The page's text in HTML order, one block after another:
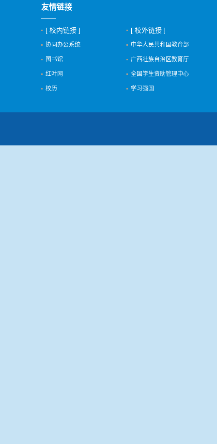
友情链接
[ 校内链接 ]
协同办公系统
图书馆
红叶网
校历
[ 校外链接 ]
中华人民共和国教育部
广西壮族自治区教育厅
全国学生资助管理中心
学习强国